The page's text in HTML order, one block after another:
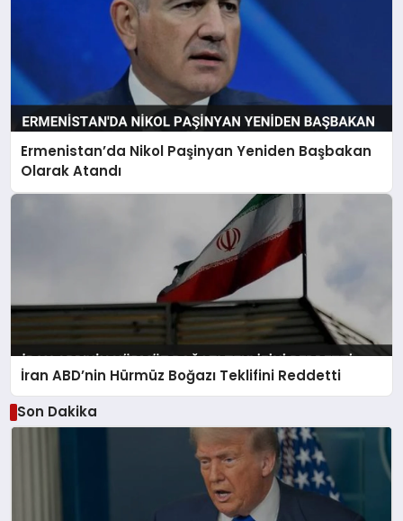
Ermenistan’da Nikol Paşinyan Yeniden Başbakan
Olarak Atandı
İran ABD’nin Hürmüz Boğazı Teklifini Reddetti
Son Dakika